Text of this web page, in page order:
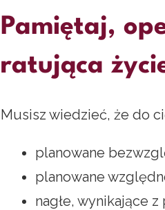
Pamiętaj,
ratująca
Musisz wiedzieć, że do
planowane
planowane
nagłe, wynikające